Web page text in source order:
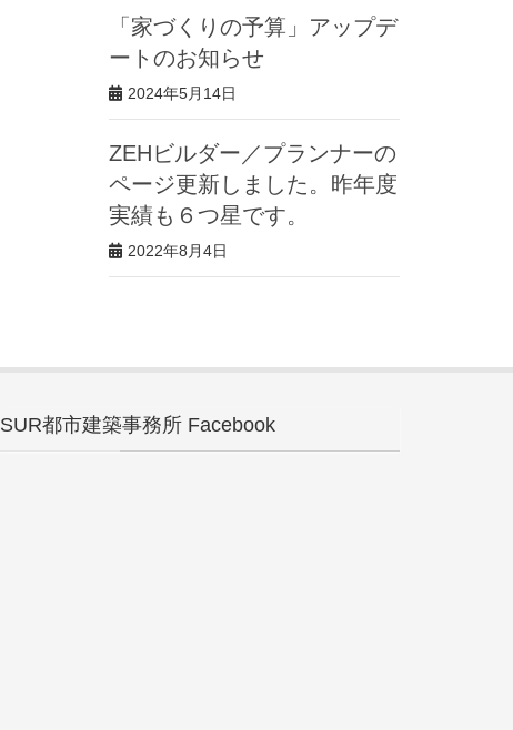
「家づくりの予算」アップデ
ートのお知らせ
2024年5月14日
ZEHビルダー／プランナーの
ページ更新しました。昨年度
実績も６つ星です。
2022年8月4日
SUR都市建築事務所 Facebook